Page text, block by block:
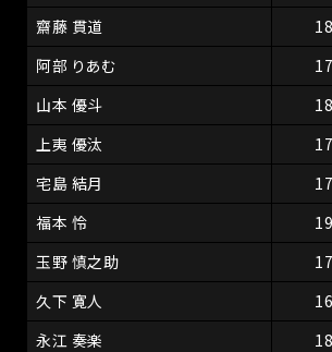
齋藤 貫道
阿部 りあむ
山本 優斗
上夷 優汰
宅島 結月
福本 怜
玉野 慎之助
久下 寛人
永江 奏楽